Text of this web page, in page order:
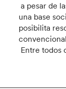
a pesar de
una base
posibilita
Entre todos